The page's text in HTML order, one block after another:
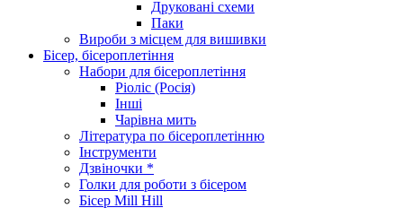
Друковані схеми
Паки
Вироби з місцем для вишивки
Бісер, бісероплетіння
Набори для бісероплетіння
Ріоліс (Росія)
Інші
Чарівна мить
Література по бісероплетінню
Інструменти
Дзвіночки *
Голки для роботи з бісером
Бісер Mill Hill